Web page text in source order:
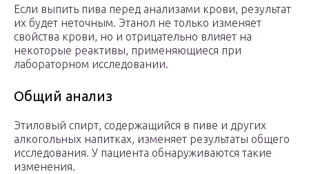
Если выпить пива перед анализами крови, результат
их будет неточным. Этанол не только изменяет
свойства крови, но и отрицательно влияет на
некоторые реактивы, применяющиеся при
лабораторном исследовании.
Общий анализ
Этиловый спирт, содержащийся в пиве и других
алкогольных напитках, изменяет результаты общего
исследования. У пациента обнаруживаются такие
изменения.